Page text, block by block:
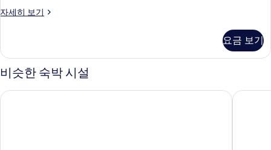
3
사
모
두
자세히 보기
패
라,
침
실
개
요금 보기
비슷한 숙박 시설
아누마나 빌리지 우붓 타파 아